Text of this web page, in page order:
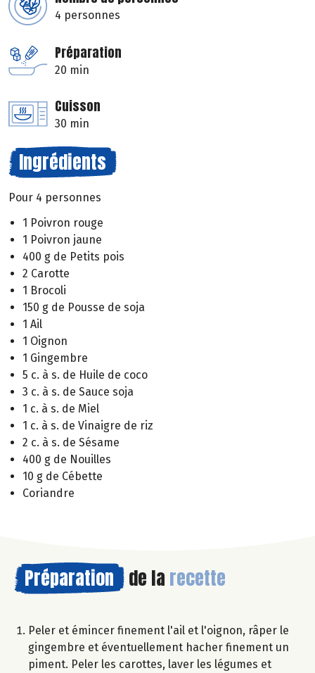
4 personnes
Préparation
20 min
Cuisson
30 min
Ingrédients
Pour 4 personnes
1 Poivron rouge
1 Poivron jaune
400 g de Petits pois
2 Carotte
1 Brocoli
150 g de Pousse de soja
1 Ail
1 Oignon
1 Gingembre
5 c. à s. de Huile de coco
3 c. à s. de Sauce soja
1 c. à s. de Miel
1 c. à s. de Vinaigre de riz
2 c. à s. de Sésame
400 g de Nouilles
10 g de Cébette
Coriandre
Préparation de la recette
Peler et émincer finement l'ail et l'oignon, râper le
gingembre et éventuellement hacher finement un
piment. Peler les carottes, laver les légumes et